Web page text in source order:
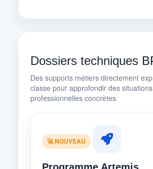
Dossiers techniques
Des supports métiers directement
classe pour approfondir des situations
professionnelles concrètes.
🚀 NOUVEAU